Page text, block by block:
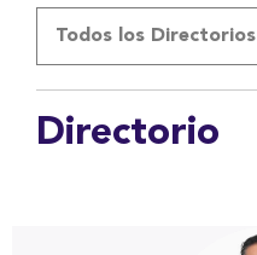
Todos los Directorios
Directorio